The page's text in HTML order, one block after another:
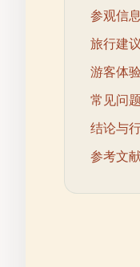
参观信
旅行建
游客体
常见问
结论与
参考文